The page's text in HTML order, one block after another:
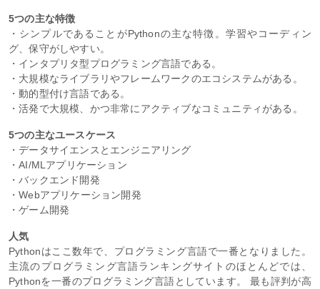
5つの主な特徴
・シンプルであることがPythonの主な特徴。学習やコーディン
グ、保守がしやすい。
・インタプリタ型プログラミング言語である。
・大規模なライブラリやフレームワークのエコシステムがある。
・動的型付け言語である。
・活発で大規模、かつ非常にアクティブなコミュニティがある。
5つの主なユースケース
・データサイエンスとエンジニアリング
・AI/MLアプリケーション
・バックエンド開発
・Webアプリケーション開発
・ゲーム開発
人気
Pythonはここ数年で、プログラミング言語で一番となりました。
主流のプログラミング言語ランキングサイトのほとんどでは、
Pythonを一番のプログラミング言語としています。 最も評判が高